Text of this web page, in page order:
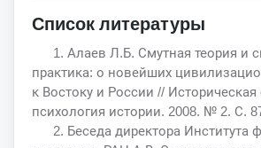
Список литературы
1. Алаев Л.Б. Смутная теория и
практика: о новейших
к Востоку и России //
психология истории. 2008. № 2. С.
2. Беседа директора